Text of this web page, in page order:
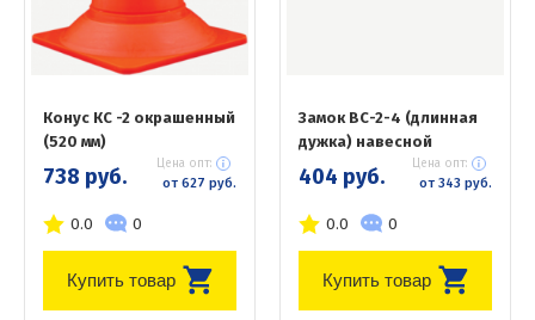
Конус КС -2 окрашенный
(520 мм)
738 руб. Цена опт:
от 627 руб.
0.0 0
Купить товар
Замок ВС-2-4 (длинная
дужка) навесной
404 руб. Цена опт:
от 343 руб.
0.0 0
Купить товар